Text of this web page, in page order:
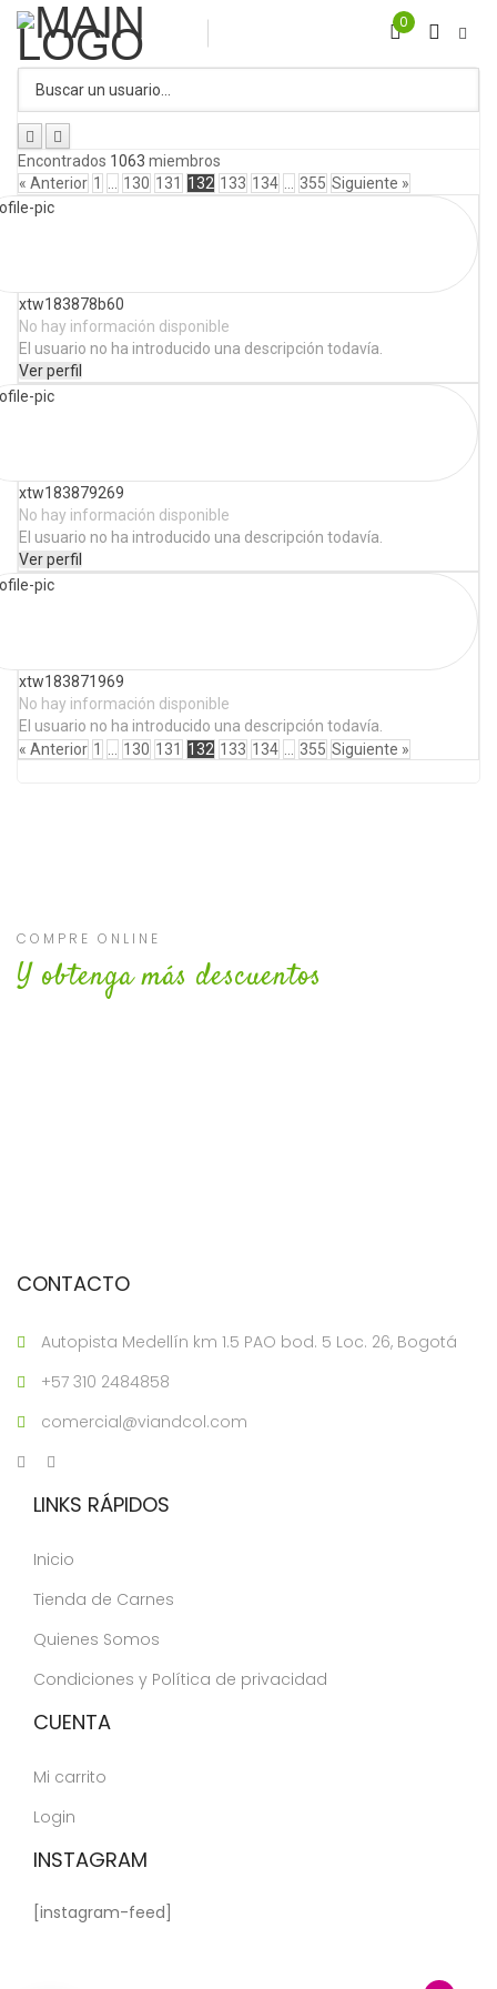
0
Encontrados 1063 miembros
« Anterior 1 130 131 132 133 134 355 Siguiente »
xtw183878b60
No hay información disponible
El usuario no ha introducido una descripción todavía.
Ver perfil
xtw183879269
No hay información disponible
El usuario no ha introducido una descripción todavía.
Ver perfil
xtw183871969
No hay información disponible
El usuario no ha introducido una descripción todavía.
Ver perfil
« Anterior 1 130 131 132 133 134 355 Siguiente »
COMPRE ONLINE
Y obtenga más descuentos
CONTACTO
Autopista Medellín km 1.5 PAO bod. 5 Loc. 26, Bogotá
+57 310 2484858
comercial@viandcol.com
LINKS RÁPIDOS
Inicio
Tienda de Carnes
Quienes Somos
Condiciones y Política de privacidad
CUENTA
Mi carrito
Login
INSTAGRAM
[instagram-feed]